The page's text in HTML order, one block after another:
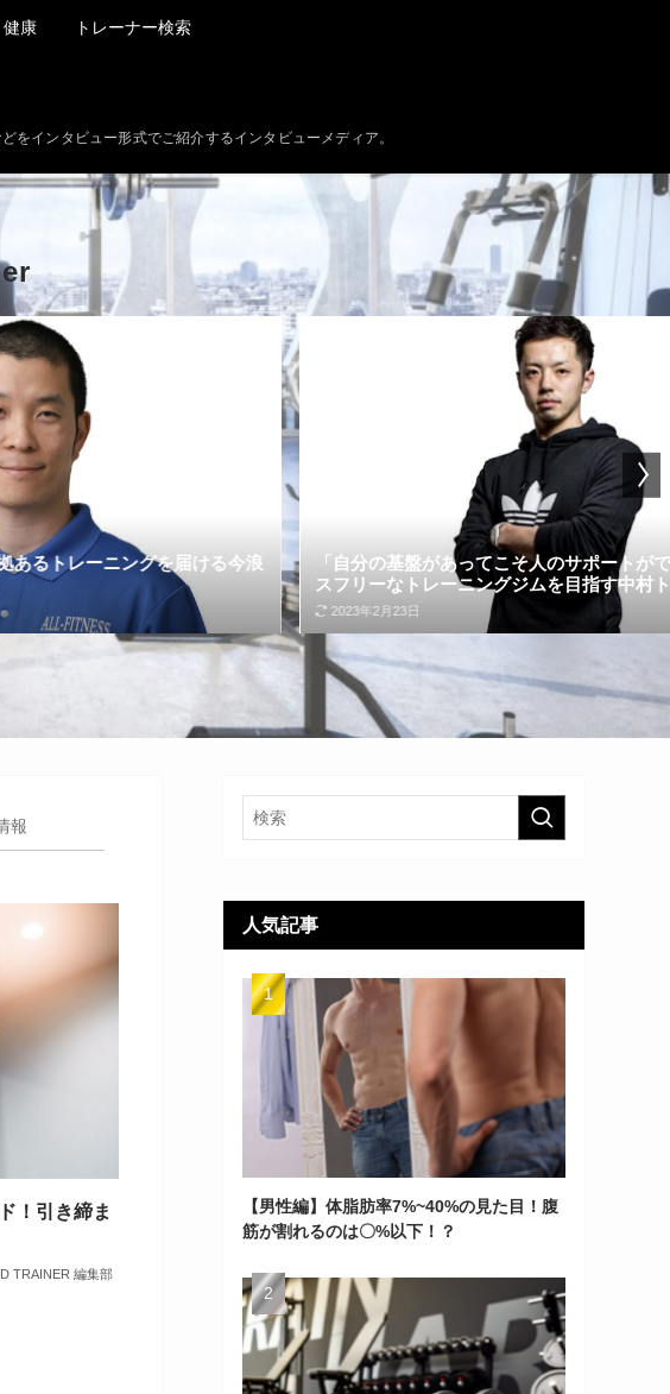
をインタビュー形式でご紹介するインタビューメディア。
健康 トレーナー検索
届ける今浪
「自分の基盤があってこそ人のサポートができる」〜ストレ
スフリーなトレーニングジムを目指す中村トレーナー 〜
2023年2月23日
報
！引き締ま
TRAINER 編集部
人気記事
【男性編】体脂肪率7%~40%の見た目！腹
筋が割れるのは〇%以下！？